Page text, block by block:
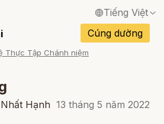
Tiếng Việt
English / Tiếng Anh
Français / Tiếng Pháp
Deutsch / Tiếng Đức
Cúng dường
Thực Tập Chánh niệm
Hạnh 13 tháng 5 năm 2022